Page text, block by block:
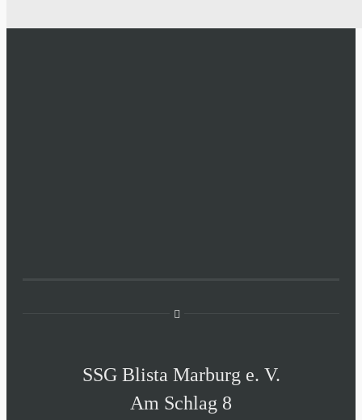
SSG Blista Marburg e. V.
Am Schlag 8